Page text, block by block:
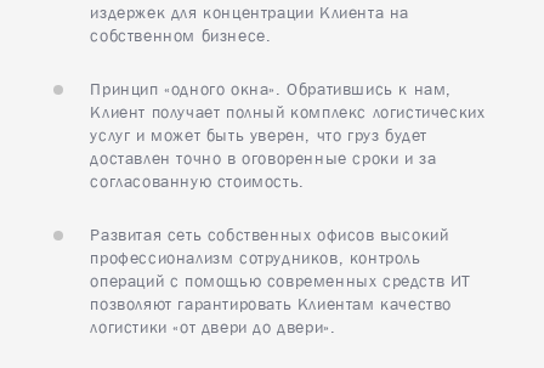
издержек для концентрации Клиента на
собственном бизнесе.
Принцип «одного окна». Обратившись к нам,
Клиент получает полный комплекс логистических
услуг и может быть уверен, что груз будет
доставлен точно в оговоренные сроки и за
согласованную стоимость.
Развитая сеть собственных офисов высокий
профессионализм сотрудников, контроль
операций с помощью современных средств ИТ
позволяют гарантировать Клиентам качество
логистики «от двери до двери».